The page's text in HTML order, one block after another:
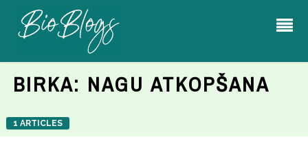
BIRKA: NAGU ATKOPŠANA
1 ARTICLES